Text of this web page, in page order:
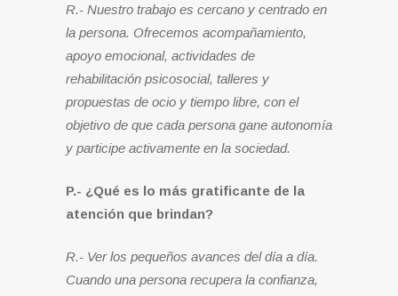
R.- Nuestro trabajo es cercano y centrado en
la persona. Ofrecemos acompañamiento,
apoyo emocional, actividades de
rehabilitación psicosocial, talleres y
propuestas de ocio y tiempo libre, con el
objetivo de que cada persona gane autonomía
y participe activamente en la sociedad.
P.- ¿Qué es lo más gratificante de la
atención que brindan?
R.- Ver los pequeños avances del día a día.
Cuando una persona recupera la confianza,